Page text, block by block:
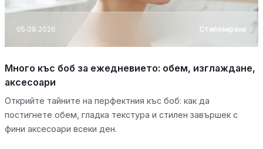
05.08.2026 Стилизиране
Много къс боб за ежедневието: обем, изглаждане,
аксесоари
Открийте тайните на перфектния къс боб: как да
постигнете обем, гладка текстура и стилен завършек с
фини аксесоари всеки ден.